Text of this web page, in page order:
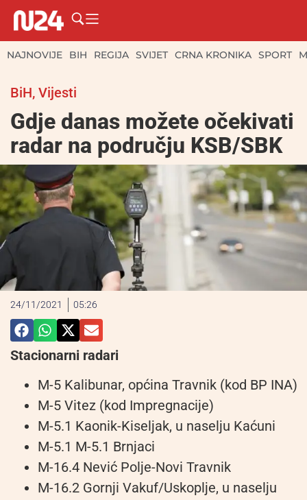
NAJNOVIJE BIH REGIJA SVIJET CRNA KRONIKA SPORT
BiH, Vijesti
Gdje danas možete očekivati
radar na području KSB/SBK
24/11/2021 05:26
Stacionarni radari
M-5 Kalibunar, općina Travnik (kod BP INA)
M-5 Vitez (kod Impregnacije)
M-5.1 Kaonik-Kiseljak, u naselju Kaćuni
M-5.1 M-5.1 Brnjaci
M-16.4 Nević Polje-Novi Travnik
M-16.2 Gornji Vakuf/Uskoplje, u naselju